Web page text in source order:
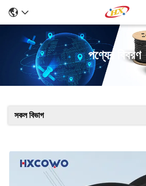
পণ্যের বিবরণ
সকল বিভাগ